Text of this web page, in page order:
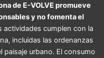
de E-VOLVE promueve
y no fomenta el
actividades cumplen con la
​​incluidas las ordenanzas
paisaje urbano. El consumo